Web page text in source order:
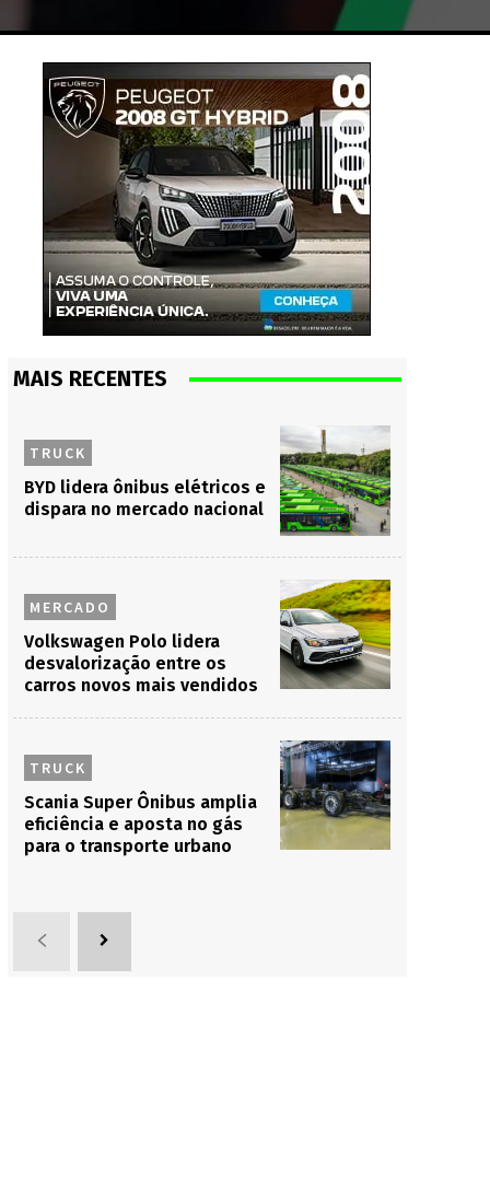
MAIS RECENTES
TRUCK
BYD lidera ônibus elétricos e
dispara no mercado nacional
MERCADO
Volkswagen Polo lidera
desvalorização entre os
carros novos mais vendidos
TRUCK
Scania Super Ônibus amplia
eficiência e aposta no gás
para o transporte urbano